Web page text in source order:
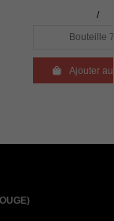
Ajouter au panier